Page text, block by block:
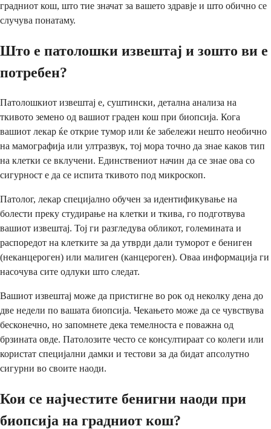
градниот кош, што тие значат за вашето здравје и што обично се
случува понатаму.
Што е патолошки извештај и зошто ви е
потребен?
Патолошкиот извештај е, суштински, детална анализа на
ткивото земено од вашиот граден кош при биопсија. Кога
вашиот лекар ќе открие тумор или ќе забележи нешто необично
на мамографија или ултразвук, тој мора точно да знае каков тип
на клетки се вклучени. Единствениот начин да се знае ова со
сигурност е да се испита ткивото под микроскоп.
Патолог, лекар специјално обучен за идентификување на
болести преку студирање на клетки и ткива, го подготвува
вашиот извештај. Тој ги разгледува обликот, големината и
распоредот на клетките за да утврди дали туморот е бениген
(неканцероген) или малиген (канцероген). Оваа информација ги
насочува сите одлуки што следат.
Вашиот извештај може да пристигне во рок од неколку дена до
две недели по вашата биопсија. Чекањето може да се чувствува
бесконечно, но запомнете дека темелноста е поважна од
брзината овде. Патолозите често се консултираат со колеги или
користат специјални дамки и тестови за да бидат апсолутно
сигурни во своите наоди.
Кои се најчестите бенигни наоди при
биопсија на градниот кош?